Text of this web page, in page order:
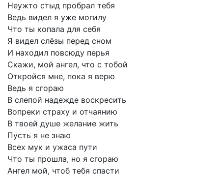
Неужто стыд пробрал тебя
Ведь видел я уже могилу
Что ты копала для себя
Я видел слёзы перед сном
И находил повсюду перья
Скажи, мой ангел, что с тобой
Откройся мне, пока я верю
Ведь я сгораю
В слепой надежде воскресить
Вопреки страху и отчаянию
В твоей душе желание жить
Пусть я не знаю
Всех мук и ужаса пути
Что ты прошла, но я сгораю
Ангел мой, чтоб тебя спасти